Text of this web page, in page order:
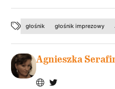
głośnik głośnik imprezowy
Agnieszka